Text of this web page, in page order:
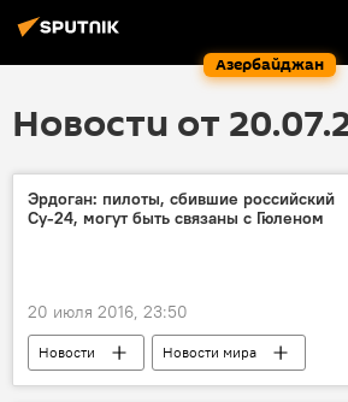
Азербайджан
Новости от
Эрдоган: пилоты, сбившие российский
Су-24, могут быть связаны с Гюленом
20 июля 2016, 23:50
Новости Новости мира